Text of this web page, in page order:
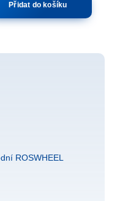
Přidat do košíku